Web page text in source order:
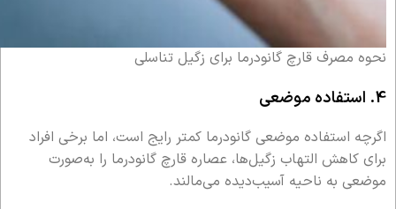
نحوه مصرف قارچ گانودرما برای زگیل تناسلی
4. استفاده موضعی
اگرچه استفاده موضعی گانودرما کمتر رایج است، اما برخی افراد
برای کاهش التهاب زگیل‌ها، عصاره قارچ گانودرما را به‌صورت
موضعی به ناحیه آسیب‌دیده می‌مالند.